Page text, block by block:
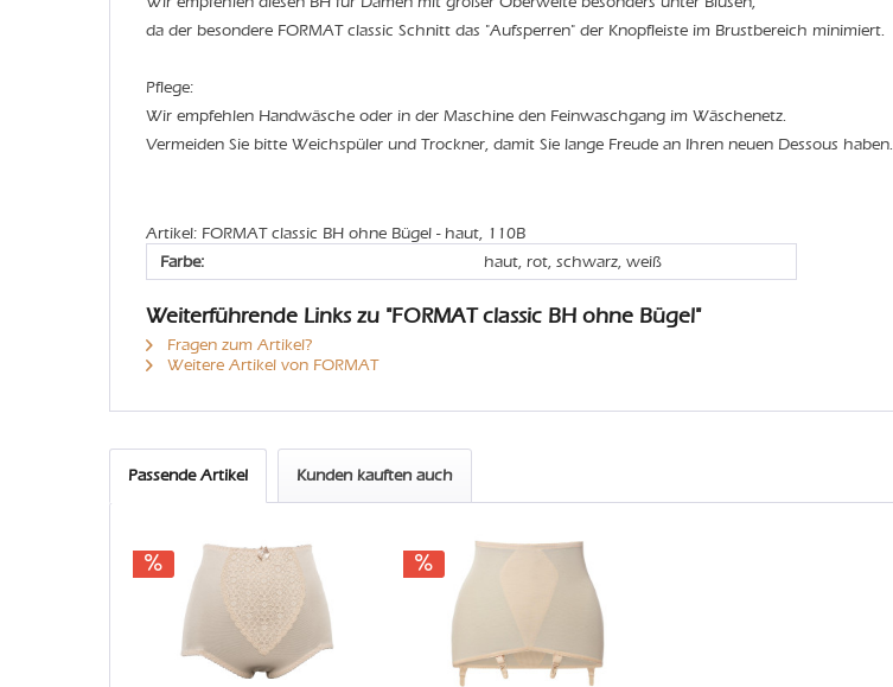
da der besondere FORMAT classic Schnitt das "Aufsperren" der Knopfleiste im Brustbereich minimiert.
Pflege:
Wir empfehlen Handwäsche oder in der Maschine den Feinwaschgang im Wäschenetz.
Vermeiden Sie bitte Weichspüler und Trockner, damit Sie lange Freude an Ihren neuen Dessous haben.
Artikel: FORMAT classic BH ohne Bügel - haut, 110B
Farbe:
haut, rot, schwarz, weiß
Weiterführende Links zu "FORMAT classic BH ohne Bügel"
Fragen zum Artikel?
Weitere Artikel von FORMAT
Passende Artikel Kunden kauften auch